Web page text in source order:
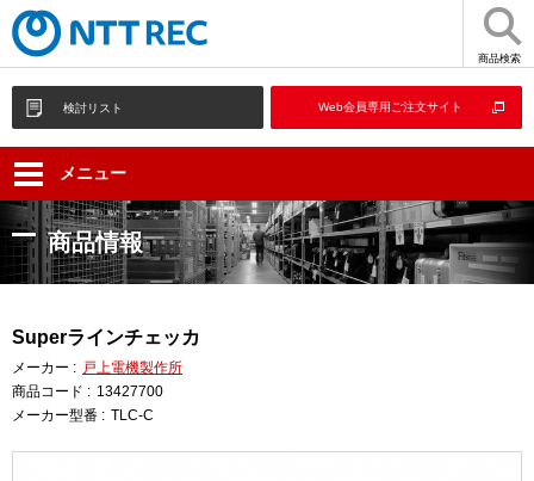
商品検索
検討リスト Web会員専用ご注文サイト
メニュー
商品情報
Superラインチェッカ
メーカー : 戸上電機製作所
商品コード : 13427700
メーカー型番 : TLC-C